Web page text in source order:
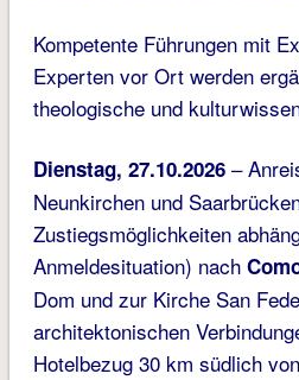
Kompetente Führungen mit
Experten vor Ort werden
theologische und
Dienstag, 27.10.2026–
Neunkirchen und
Zustiegsmöglichkeiten
Anmeldesituation) nach
Dom und zur Kirche San
architektonischen
Hotelbezug 30 km südlich